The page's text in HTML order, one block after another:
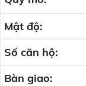
Mật độ:
Số căn hộ:
Bàn giao: